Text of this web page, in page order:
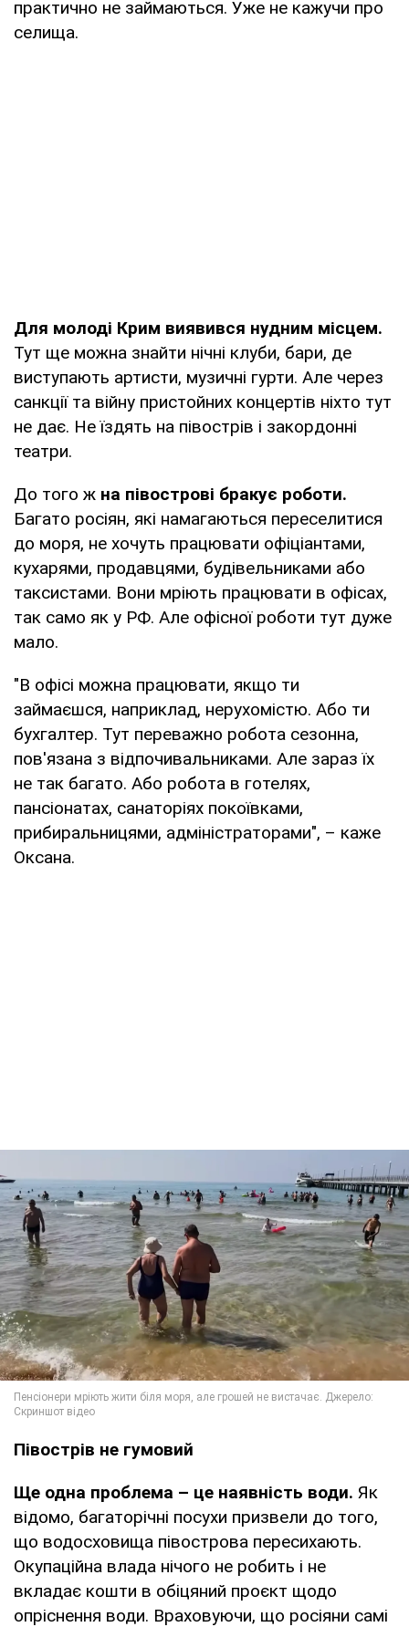
практично не займаються. Уже не кажучи про
селища.
Для молоді Крим виявився нудним місцем.
Тут ще можна знайти нічні клуби, бари, де
виступають артисти, музичні гурти. Але через
санкції та війну пристойних концертів ніхто тут
не дає. Не їздять на півострів і закордонні
театри.
До того ж на півострові бракує роботи.
Багато росіян, які намагаються переселитися
до моря, не хочуть працювати офіціантами,
кухарями, продавцями, будівельниками або
таксистами. Вони мріють працювати в офісах,
так само як у РФ. Але офісної роботи тут дуже
мало.
"В офісі можна працювати, якщо ти
займаєшся, наприклад, нерухомістю. Або ти
бухгалтер. Тут переважно робота сезонна,
пов'язана з відпочивальниками. Але зараз їх
не так багато. Або робота в готелях,
пансіонатах, санаторіях покоївками,
прибиральницями, адміністраторами", – каже
Оксана.
Півострів не гумовий
Ще одна проблема – це наявність води. Як
відомо, багаторічні посухи призвели до того,
що водосховища півострова пересихають.
Окупаційна влада нічого не робить і не
вкладає кошти в обіцяний проєкт щодо
опріснення води. Враховуючи, що росіяни самі